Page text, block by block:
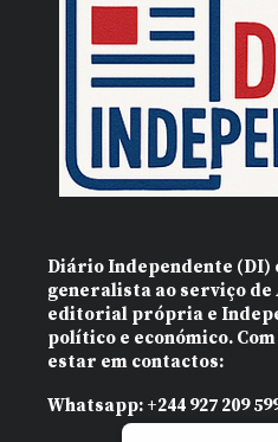
Diário Independente (DI)
generalista ao serviço de
editorial própria e
político e económico.
estar em contactos:
Whatsapp: +244 927 209